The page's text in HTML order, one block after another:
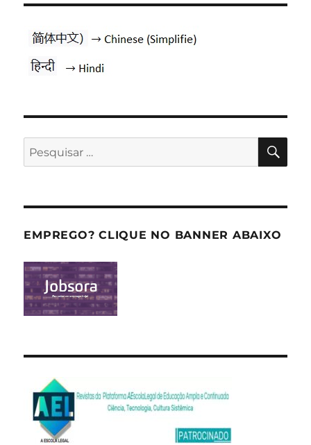
Pesquisar
por:
EMPREGO? CLIQUE NO BANNER ABAIXO